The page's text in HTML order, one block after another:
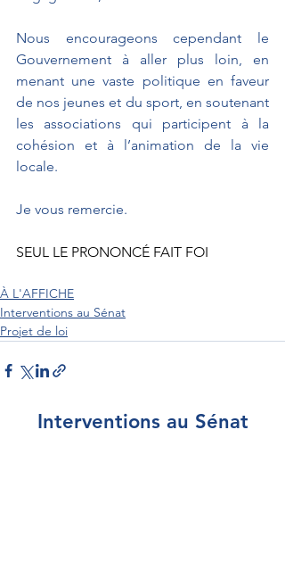
Nous encourageons cependant le
Gouvernement à aller plus loin, en
menant une vaste politique en faveur
de nos jeunes et du sport, en soutenant
les associations qui participent à la
cohésion et à l’animation de la vie
locale.
Je vous remercie.
SEUL LE PRONONCÉ FAIT FOI
À L'AFFICHE
Interventions au Sénat
Projet de loi
Interventions au Sénat